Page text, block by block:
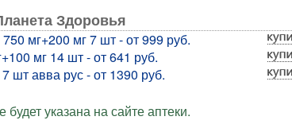
Здоровья
мг+200 мг 7 шт - от 999 руб.
мг 14 шт - от 641 руб.
шт авва рус - от 1390 руб.
указана на сайте аптеки.